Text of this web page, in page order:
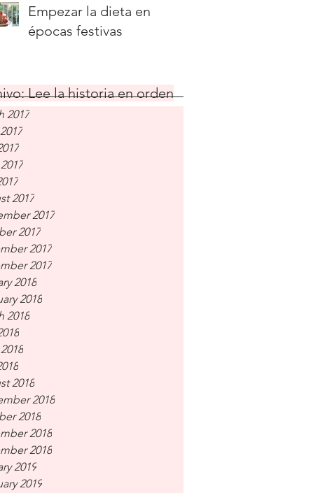
Empezar la dieta en
épocas festivas
Lee la historia en orden
2017
2017
2017
2017
2017
2017
2018
2018
2018
2018
2018
2018
2018
2018
2019
2019